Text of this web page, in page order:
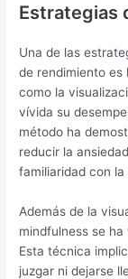
Estrategias
Una de las
de rendimiento es
como la
vívida su
método ha
reducir la
familiaridad con
Además de la
mindfulness se
Esta técnica
juzgar ni dejarse